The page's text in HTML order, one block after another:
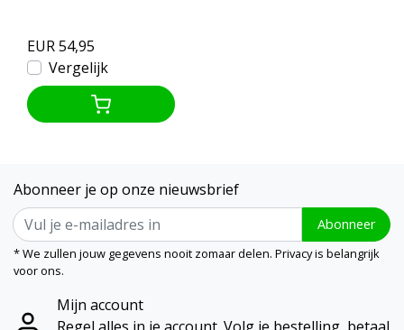
EUR 54,95
Vergelijk
Abonneer je op onze nieuwsbrief
Abonneer
* We zullen jouw gegevens nooit zomaar delen. Privacy is belangrijk
voor ons.
Mijn account